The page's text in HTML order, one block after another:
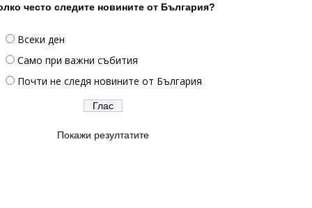
често следите новините от България?
Всеки ден
Само при важни събития
Почти не следя новините от България
Покажи резултатите